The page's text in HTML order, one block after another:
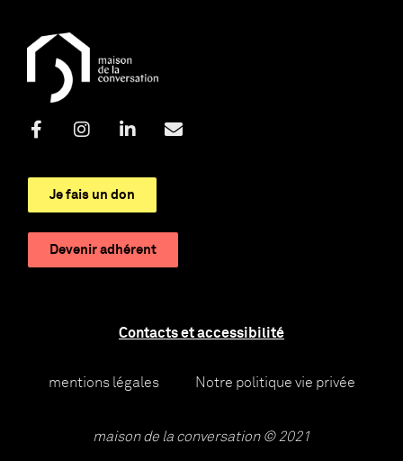
Je fais un don
Devenir adhérent
Contacts et accessibilité
mentions légales Notre politique vie privée
maison de la conversation © 2021